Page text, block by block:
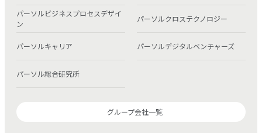
パーソルビジネスプロセスデザイ
ン
パーソルクロステクノロジー
パーソルキャリア パーソルデジタルベンチャーズ
パーソル総合研究所
グループ会社一覧